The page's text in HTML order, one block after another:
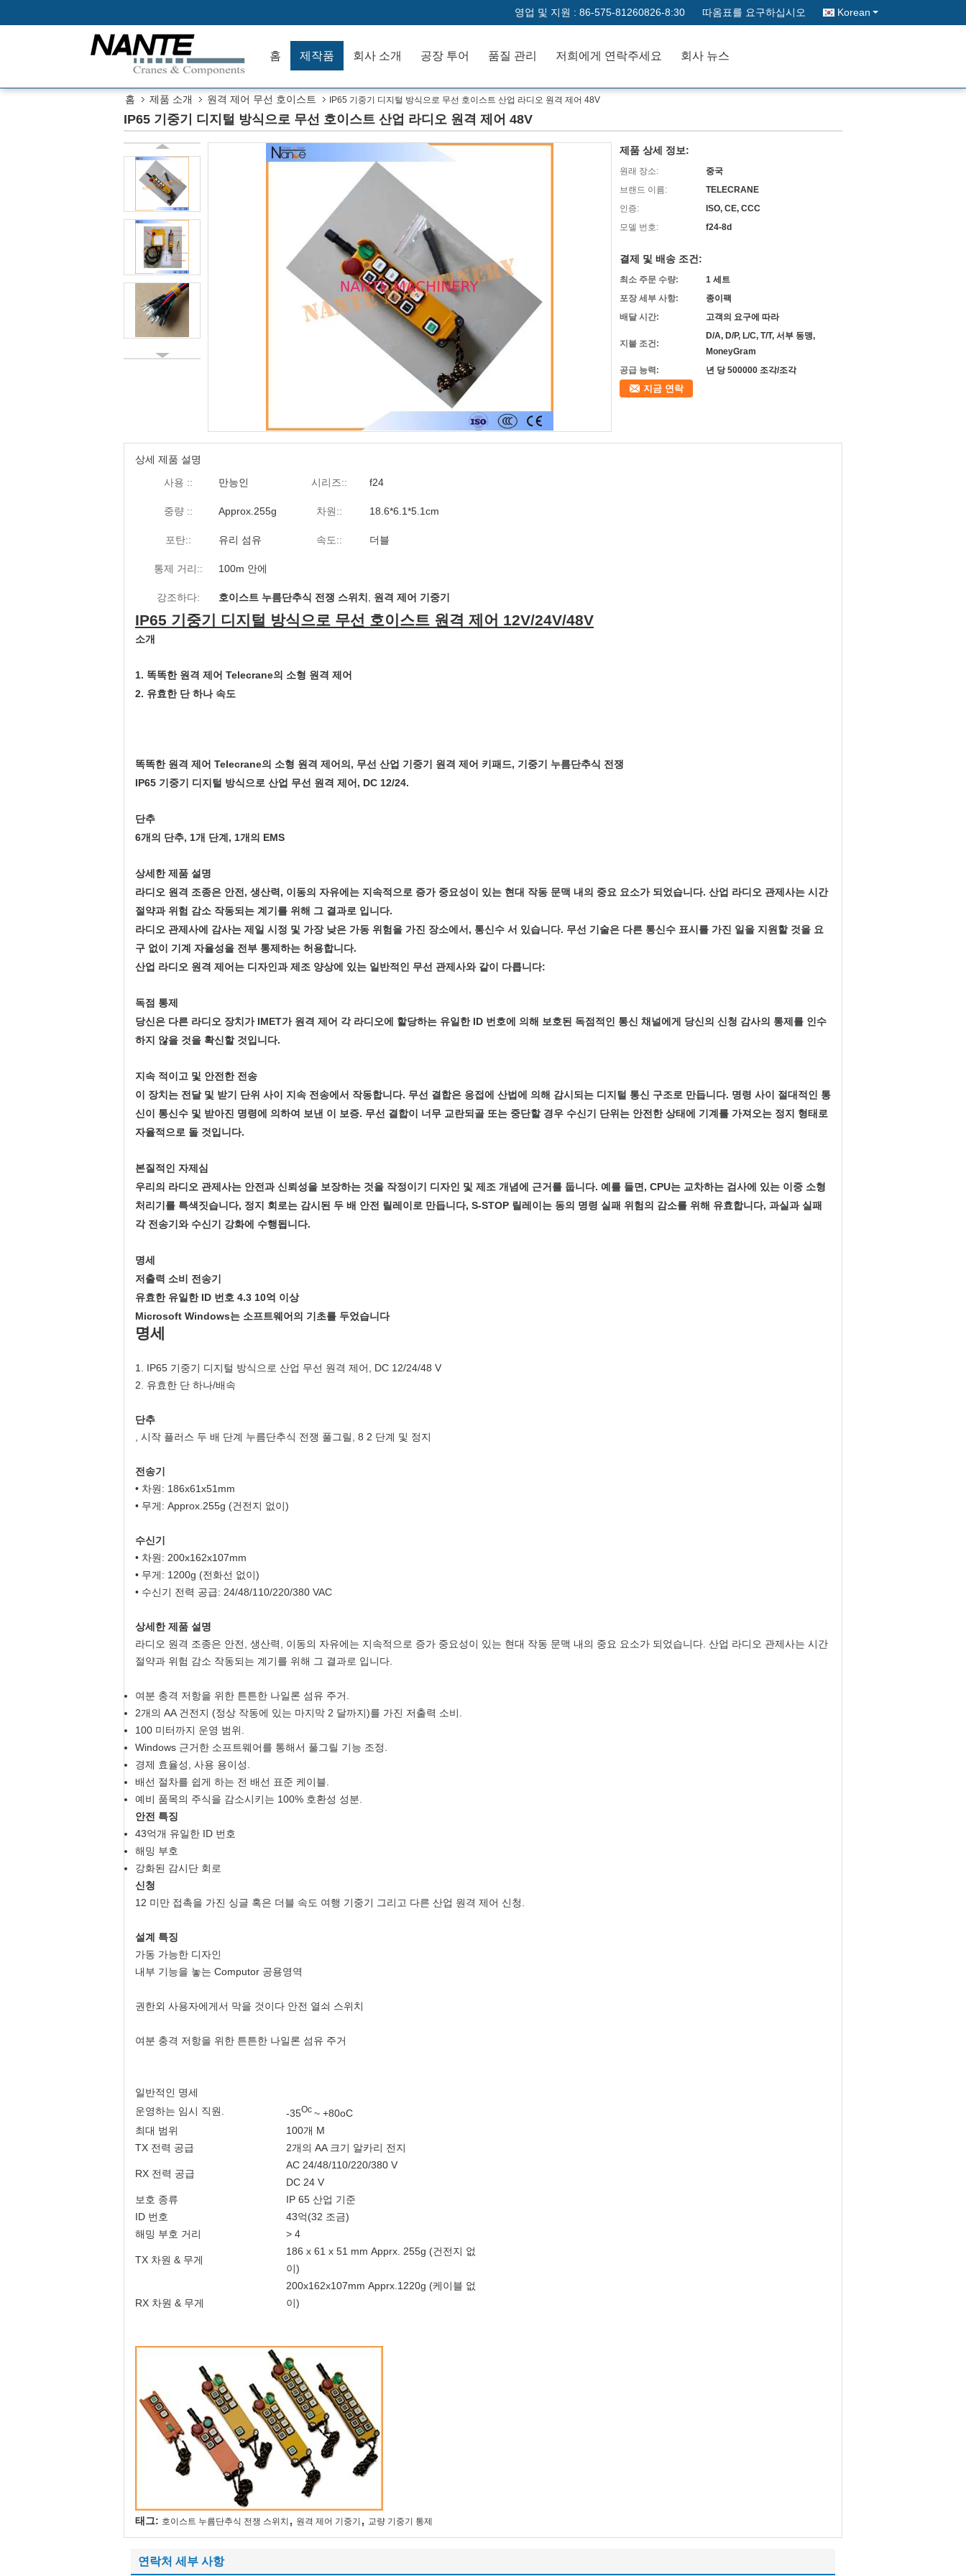
영업 및 지원 : 86-575-81260826-8:30 따옴표를 요구하십시오 Korean
홈 제작품 회사 소개 공장 투어 품질 관리 저희에게 연락주세요 회사 뉴스
홈 제품 소개 원격 제어 무선 호이스트 IP65 기중기 디지털 방식으로 무선 호이스트 산업 라디오 원격 제어 48V
IP65 기중기 디지털 방식으로 무선 호이스트 산업 라디오 원격 제어 48V
제품 상세 정보:
원래 장소:
중국
브랜드 이름:
TELECRANE
인증:
ISO, CE, CCC
모델 번호:
f24-8d
결제 및 배송 조건:
최소 주문 수량:
1 세트
포장 세부 사항:
종이팩
배달 시간:
고객의 요구에 따라
지불 조건:
D/A, D/P, L/C, T/T, 서부 동맹,
MoneyGram
공급 능력:
년 당 500000 조각/조각
지금 연락
상세 제품 설명
사용 ::
만능인 시리즈:: f24
중량 :: Approx.255g 차원:: 18.6*6.1*5.1cm
포탄:: 유리 섬유 속도:: 더블
통제 거리:: 100m 안에
강조하다: 호이스트 누름단추식 전쟁 스위치 원격 제어 기중기
IP65 기중기 디지털 방식으로 무선 호이스트 원격 제어 12V/24V/48V
소개
1. 똑똑한 원격 제어 Telecrane의 소형 원격 제어
2. 유효한 단 하나 속도
똑똑한 원격 제어 Telecrane의 소형 원격 제어의, 무선 산업 기중기 원격 제어 키패드, 기중기 누름단추식 전쟁
IP65 기중기 디지털 방식으로 산업 무선 원격 제어, DC 12/24.
단추
6개의 단추, 1개 단계, 1개의 EMS
상세한 제품 설명
라디오 원격 조종은 안전, 생산력, 이동의 자유에는 지속적으로 증가 중요성이 있는 현대 작동 문맥 내의 중요 요소가 되었습니다. 산업 라디오 관제사는 시간
절약과 위험 감소 작동되는 계기를 위해 그 결과로 입니다.
라디오 관제사에 감사는 제일 시정 및 가장 낮은 가동 위험을 가진 장소에서, 통신수 서 있습니다. 무선 기술은 다른 통신수 표시를 가진 일을 지원할 것을 요
구 없이 기계 자율성을 전부 통제하는 허용합니다.
산업 라디오 원격 제어는 디자인과 제조 양상에 있는 일반적인 무선 관제사와 같이 다릅니다:
독점 통제
당신은 다른 라디오 장치가 IMET가 원격 제어 각 라디오에 할당하는 유일한 ID 번호에 의해 보호된 독점적인 통신 채널에게 당신의 신청 감사의 통제를 인수
하지 않을 것을 확신할 것입니다.
지속 적이고 및 안전한 전송
이 장치는 전달 및 받기 단위 사이 지속 전송에서 작동합니다. 무선 결합은 응접에 산법에 의해 감시되는 디지털 통신 구조로 만듭니다. 명령 사이 절대적인 통
신이 통신수 및 받아진 명령에 의하여 보낸 이 보증. 무선 결합이 너무 교란되골 또는 중단할 경우 수신기 단위는 안전한 상태에 기계를 가져오는 정지 형태로
자율적으로 돌 것입니다.
본질적인 자제심
우리의 라디오 관제사는 안전과 신뢰성을 보장하는 것을 작정이기 디자인 및 제조 개념에 근거를 둡니다. 예를 들면, CPU는 교차하는 검사에 있는 이중 소형
처리기를 특색짓습니다, 정지 회로는 감시된 두 배 안전 릴레이로 만듭니다, S-STOP 릴레이는 동의 명령 실패 위험의 감소를 위해 유효합니다, 과실과 실패
각 전송기와 수신기 강화에 수행됩니다.
명세
저출력 소비 전송기
유효한 유일한 ID 번호 4.3 10억 이상
Microsoft Windows는 소프트웨어의 기초를 두었습니다
명세
1. IP65 기중기 디지털 방식으로 산업 무선 원격 제어, DC 12/24/48 V
2. 유효한 단 하나/배속
단추
, 시작 플러스 두 배 단계 누름단추식 전쟁 풀그릴, 8 2 단계 및 정지
전송기
• 차원: 186x61x51mm
• 무게: Approx.255g (건전지 없이)
수신기
• 차원: 200x162x107mm
• 무게: 1200g (전화선 없이)
• 수신기 전력 공급: 24/48/110/220/380 VAC
상세한 제품 설명
라디오 원격 조종은 안전, 생산력, 이동의 자유에는 지속적으로 증가 중요성이 있는 현대 작동 문맥 내의 중요 요소가 되었습니다. 산업 라디오 관제사는 시간
절약과 위험 감소 작동되는 계기를 위해 그 결과로 입니다.
여분 충격 저항을 위한 튼튼한 나일론 섬유 주거.
2개의 AA 건전지 (정상 작동에 있는 마지막 2 달까지)를 가진 저출력 소비.
100 미터까지 운영 범위.
Windows 근거한 소프트웨어를 통해서 풀그릴 기능 조정.
경제 효율성, 사용 용이성.
배선 절차를 쉽게 하는 전 배선 표준 케이블.
예비 품목의 주식을 감소시키는 100% 호환성 성분.
안전 특징
43억개 유일한 ID 번호
해밍 부호
강화된 감시단 회로
신청
12 미만 접촉을 가진 싱글 혹은 더블 속도 여행 기중기 그리고 다른 산업 원격 제어 신청.
설계 특징
가동 가능한 디자인
내부 기능을 놓는 Computor 공용영역
권한외 사용자에게서 막을 것이다 안전 열쇠 스위치
여분 충격 저항을 위한 튼튼한 나일론 섬유 주거
일반적인 명세
운영하는 임시 직원.
-35Oc ~ +80oC
최대 범위
100개 M
TX 전력 공급
2개의 AA 크기 알카리 전지
RX 전력 공급
AC 24/48/110/220/380 V
DC 24 V
보호 종류
IP 65 산업 기준
ID 번호
43억(32 조금)
해밍 부호 거리
> 4
TX 차원 & 무게
186 x 61 x 51 mm Apprx. 255g (건전지 없
이)
RX 차원 & 무게
200x162x107mm Apprx.1220g (케이블 없
이)
태그: 호이스트 누름단추식 전쟁 스위치 , 원격 제어 기중기 , 교량 기중기 통제
연락처 세부 사항